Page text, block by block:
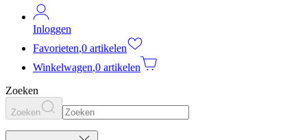
Inloggen
Favorieten,0 artikelen
Winkelwagen,0 artikelen
Zoeken
Zoeken